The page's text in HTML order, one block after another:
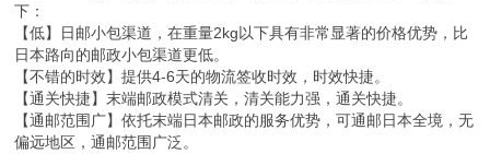
下：
【低】日邮小包渠道，在重量2kg以下具有非常显著的价格优势，比
日本路向的邮政小包渠道更低。
【不错的时效】提供4-6天的物流签收时效，时效快捷。
【通关快捷】末端邮政模式清关，清关能力强，通关快捷。
【通邮范围广】依托末端日本邮政的服务优势，可通邮日本全境，无
偏远地区，通邮范围广泛。